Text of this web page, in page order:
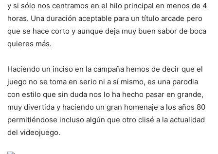
y si sólo nos centramos en el hilo principal en menos de 4
horas. Una duración aceptable para un título arcade pero
que se hace corto y aunque deja muy buen sabor de boca
quieres más.
Haciendo un inciso en la campaña hemos de decir que el
juego no se toma en serio ni a sí mismo, es una parodia
con estilo que sin duda nos lo ha hecho pasar en grande,
muy divertida y haciendo un gran homenaje a los años 80
permitiéndose incluso algún que otro clisé a la actualidad
del videojuego.